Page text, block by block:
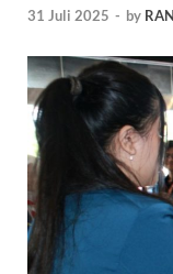
31 Juli 2025 - by